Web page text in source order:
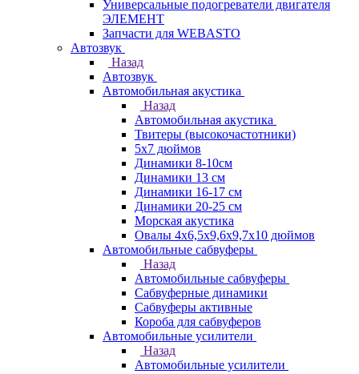
Универсальные подогреватели двигателя
ЭЛЕМЕНТ
Запчасти для WEBASTO
Автозвук
Назад
Автозвук
Автомобильная акустика
Назад
Автомобильная акустика
Твитеры (высокочастотники)
5x7 дюймов
Динамики 8-10см
Динамики 13 см
Динамики 16-17 см
Динамики 20-25 см
Морская акустика
Овалы 4х6,5х9,6x9,7х10 дюймов
Автомобильные сабвуферы
Назад
Автомобильные сабвуферы
Сабвуферные динамики
Сабвуферы активные
Короба для сабвуферов
Автомобильные усилители
Назад
Автомобильные усилители